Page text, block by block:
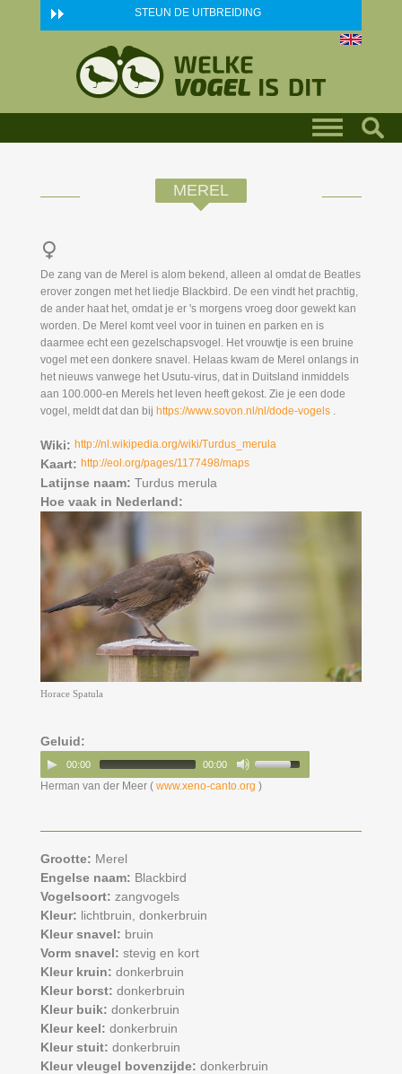
Skip to main content STEUN DE UITBREIDING
MEREL
De zang van de Merel is alom bekend, alleen al omdat de Beatles
erover zongen met het liedje Blackbird. De een vindt het prachtig,
de ander haat het, omdat je er 's morgens vroeg door gewekt kan
worden. De Merel komt veel voor in tuinen en parken en is
daarmee echt een gezelschapsvogel. Het vrouwtje is een bruine
vogel met een donkere snavel. Helaas kwam de Merel onlangs in
het nieuws vanwege het Usutu-virus, dat in Duitsland inmiddels
aan 100.000-en Merels het leven heeft gekost. Zie je een dode
vogel, meldt dat dan bij https://www.sovon.nl/nl/dode-vogels.
Wiki: http://nl.wikipedia.org/wiki/Turdus_merula
Kaart: http://eol.org/pages/1177498/maps
Latijnse naam: Turdus merula
Hoe vaak in Nederland:
Horace Spatula
Geluid:
00:00 00:00
Herman van der Meer ( www.xeno-canto.org )
Grootte: Merel
Engelse naam: Blackbird
Vogelsoort: zangvogels
Kleur: lichtbruin, donkerbruin
Kleur snavel: bruin
Vorm snavel: stevig en kort
Kleur kruin: donkerbruin
Kleur borst: donkerbruin
Kleur buik: donkerbruin
Kleur keel: donkerbruin
Kleur stuit: donkerbruin
Kleur vleugel bovenzijde: donkerbruin